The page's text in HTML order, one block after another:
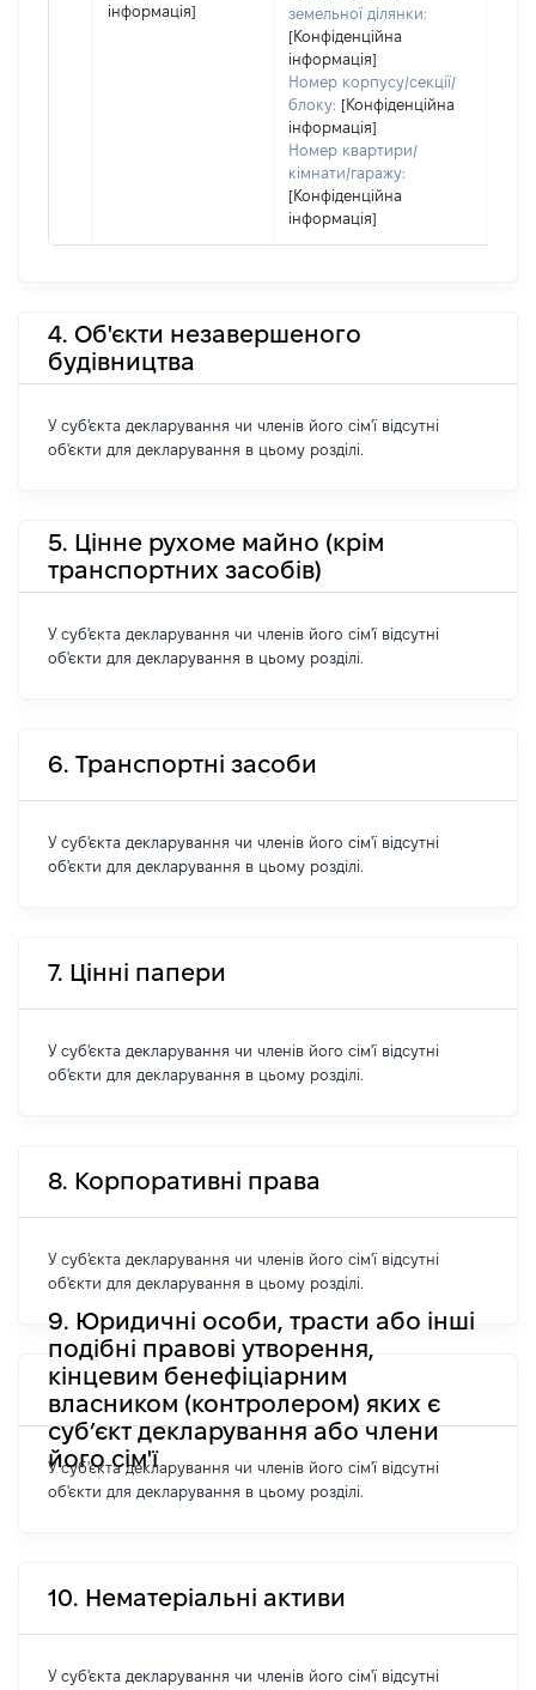
інформація]
земельної ділянки:
[Конфіденційна
інформація]
Номер корпусу/секції/
блоку: [Конфіденційна
інформація]
Номер квартири/
кімнати/гаражу:
[Конфіденційна
інформація]
4. Об'єкти незавершеного
будівництва
У суб'єкта декларування чи членів його сім'ї відсутні
об'єкти для декларування в цьому розділі.
5. Цінне рухоме майно (крім
транспортних засобів)
У суб'єкта декларування чи членів його сім'ї відсутні
об'єкти для декларування в цьому розділі.
6. Транспортні засоби
У суб'єкта декларування чи членів його сім'ї відсутні
об'єкти для декларування в цьому розділі.
7. Цінні папери
У суб'єкта декларування чи членів його сім'ї відсутні
об'єкти для декларування в цьому розділі.
8. Корпоративні права
У суб'єкта декларування чи членів його сім'ї відсутні
об'єкти для декларування в цьому розділі.
9. Юридичні особи, трасти або інші
подібні правові утворення,
кінцевим бенефіціарним
власником (контролером) яких є
суб’єкт декларування або члени
його сім'ї
У суб'єкта декларування чи членів його сім'ї відсутні
об'єкти для декларування в цьому розділі.
10. Нематеріальні активи
У суб'єкта декларування чи членів його сім'ї відсутні